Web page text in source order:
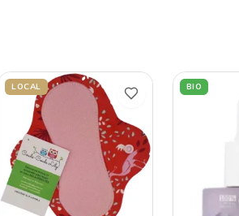
LOCAL BIO